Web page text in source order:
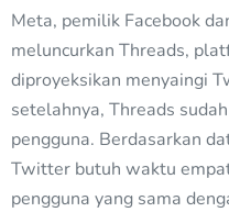
Meta, pemilik Facebook
meluncurkan Threads,
diproyeksikan menyaingi
setelahnya, Threads
pengguna. Berdasarkan
Twitter butuh waktu
pengguna yang sama